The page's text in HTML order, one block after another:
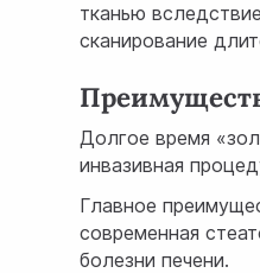
тканью
сканирование
Долгое время
инвазивная
Главное
современная
болезни печени.